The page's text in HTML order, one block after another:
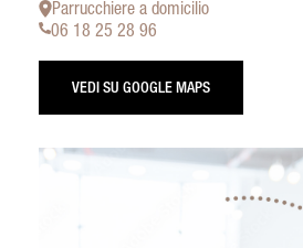
Parrucchiere a domicilio
06 18 25 28 96
VEDI SU GOOGLE MAPS